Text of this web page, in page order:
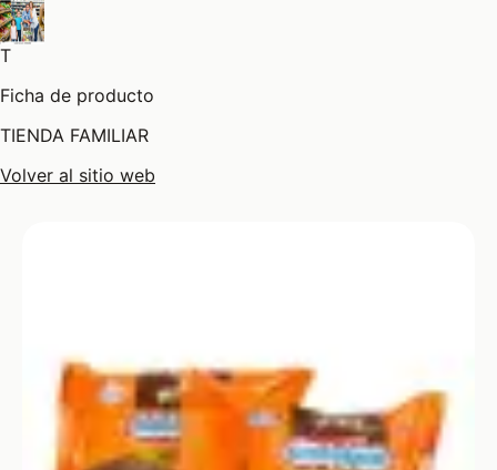
T
Ficha de producto
TIENDA FAMILIAR
Volver al sitio web